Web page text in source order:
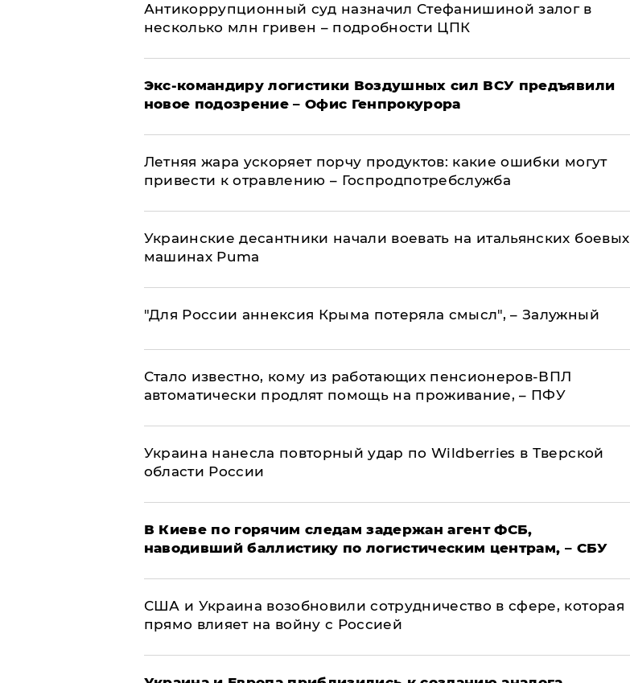
Антикоррупционный суд назначил Стефанишиной залог в
несколько млн гривен – подробности ЦПК
Экс-командиру логистики Воздушных сил ВСУ предъявили
новое подозрение – Офис Генпрокурора
Летняя жара ускоряет порчу продуктов: какие ошибки могут
привести к отравлению – Госпродпотребслужба
Украинские десантники начали воевать на итальянских боевых
машинах Puma
"Для России аннексия Крыма потеряла смысл", – Залужный
Стало известно, кому из работающих пенсионеров-ВПЛ
автоматически продлят помощь на проживание, – ПФУ
Украина нанесла повторный удар по Wildberries в Тверской
области России
В Киеве по горячим следам задержан агент ФСБ,
наводивший баллистику по логистическим центрам, – СБУ
США и Украина возобновили сотрудничество в сфере, которая
прямо влияет на войну с Россией